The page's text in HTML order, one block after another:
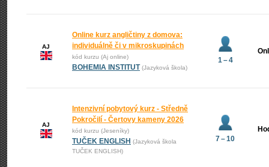
AJ
Online kurz angličtiny z domova:
individuálně či v mikroskupinách
kód kurzu (Aj online)
BOHEMIA INSTITUT (Jazyková škola)
1 – 4
AJ
Intenzivní pobytový kurz - Středně
Pokročilí - Čertovy kameny 2026
kód kurzu (Jeseníky)
TUČEK ENGLISH (Jazyková škola
TUČEK ENGLISH)
7 – 10